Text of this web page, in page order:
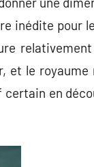
inédite pour
et le royaume
en